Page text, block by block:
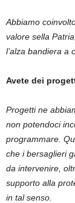
Abbiamo
valore sella
l’alza bandiera a
Avete dei
Progetti ne
non potendoci
programmare.
che i bersaglieri
da intervenire,
supporto alla
in tal senso.